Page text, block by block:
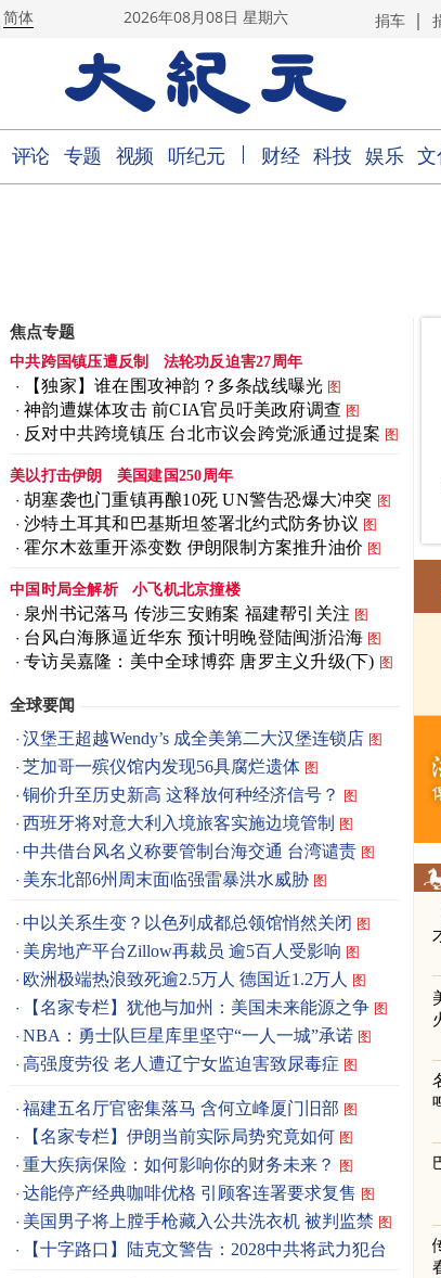
简体 2026年08月08日 星期六 捐车
评论 专题 视频 听纪元 财经 科技 娱乐 文
焦点专题
中共跨国镇压遭反制 法轮功反迫害27周年
【独家】谁在围攻神韵？多条战线曝光 图
神韵遭媒体攻击 前CIA官员吁美政府调查 图
反对中共跨境镇压 台北市议会跨党派通过提案 图
美以打击伊朗 美国建国250周年
胡塞袭也门重镇再酿10死 UN警告恐爆大冲突 图
沙特土耳其和巴基斯坦签署北约式防务协议 图
霍尔木兹重开添变数 伊朗限制方案推升油价 图
中国时局全解析 小飞机北京撞楼
泉州书记落马 传涉三安贿案 福建帮引关注 图
台风白海豚逼近华东 预计明晚登陆闽浙沿海 图
专访吴嘉隆：美中全球博弈 唐罗主义升级(下) 图
全球要闻
汉堡王超越Wendy’s 成全美第二大汉堡连锁店 图
芝加哥一殡仪馆内发现56具腐烂遗体 图
铜价升至历史新高 这释放何种经济信号？ 图
西班牙将对意大利入境旅客实施边境管制 图
中共借台风名义称要管制台海交通 台湾谴责 图
美东北部6州周末面临强雷暴洪水威胁 图
中以关系生变？以色列成都总领馆悄然关闭 图
美房地产平台Zillow再裁员 逾5百人受影响 图
欧洲极端热浪致死逾2.5万人 德国近1.2万人 图
【名家专栏】犹他与加州：美国未来能源之争 图
NBA：勇士队巨星库里坚守“一人一城”承诺 图
高强度劳役 老人遭辽宁女监迫害致尿毒症 图
福建五名厅官密集落马 含何立峰厦门旧部 图
【名家专栏】伊朗当前实际局势究竟如何 图
重大疾病保险：如何影响你的财务未来？ 图
达能停产经典咖啡优格 引顾客连署要求复售 图
美国男子将上膛手枪藏入公共洗衣机 被判监禁 图
【十字路口】陆克文警告：2028中共将武力犯台